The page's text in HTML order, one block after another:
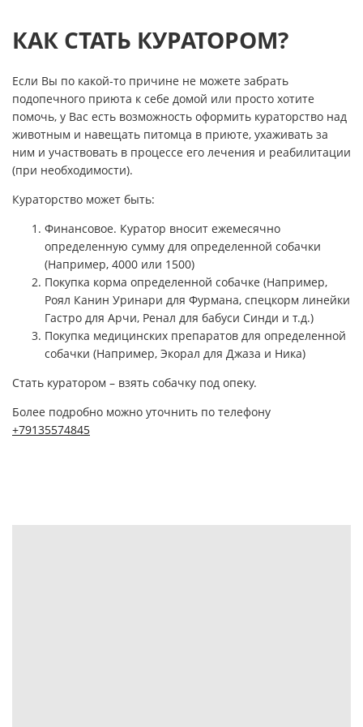
КАК СТАТЬ КУРАТОРОМ?
Если Вы по какой-то причине не можете забрать
подопечного приюта к себе домой или просто хотите
помочь, у Вас есть возможность оформить кураторство над
животным и навещать питомца в приюте, ухаживать за
ним и участвовать в процессе его лечения и реабилитации
(при необходимости).
Кураторство может быть:
Финансовое. Куратор вносит ежемесячно
определенную сумму для определенной собачки
(Например, 4000 или 1500)
Покупка корма определенной собачке (Например,
Роял Канин Уринари для Фурмана, спецкорм линейки
Гастро для Арчи, Ренал для бабуси Синди и т.д.)
Покупка медицинских препаратов для определенной
собачки (Например, Экорал для Джаза и Ника)
Стать куратором – взять собачку под опеку.
Более подробно можно уточнить по телефону
+79135574845